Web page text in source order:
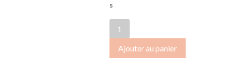
s
de
OctobreRose2018-
087
Ajouter au panier